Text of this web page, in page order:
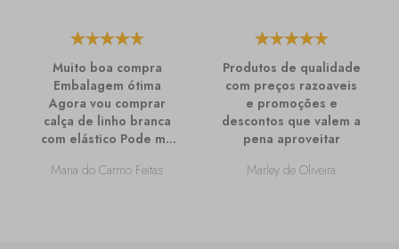
Muito boa compra
Embalagem ótima
Agora vou comprar
calça de linho branca
com elástico Pode me
informações sobre
Maria do Carmo Feitas
Produtos de qualidade
com preços razoaveis
e promoções e
descontos que valem a
pena aproveitar
Marley de Oliveira